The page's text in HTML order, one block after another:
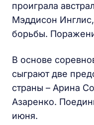
проиграла
Мэддисон
борьбы.
В основе
сыграют две
страны – Арина
Азаренко.
июня.